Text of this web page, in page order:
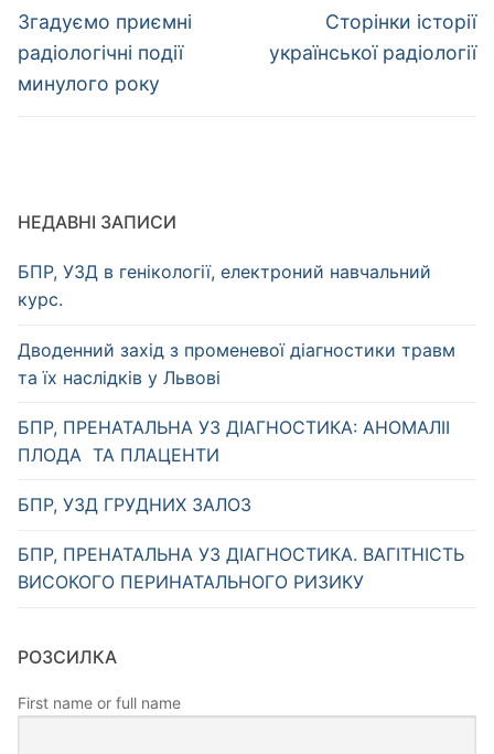
записів
Попередній
запис:
Згадуємо приємні
радіологічні події
минулого року
Наступний
запис:
Сторінки історії
української радіології
НЕДАВНІ ЗАПИСИ
БПР, УЗД в генікології, електроний навчальний
курс.
Дводенний захід з променевої діагностики травм
та їх наслідків у Львові
БПР, ПРЕНАТАЛЬНА УЗ ДІАГНОСТИКА: АНОМАЛІІ
ПЛОДА ТА ПЛАЦЕНТИ
БПР, УЗД ГРУДНИХ ЗАЛОЗ
БПР, ПРЕНАТАЛЬНА УЗ ДІАГНОСТИКА. ВАГІТНІСТЬ
ВИСОКОГО ПЕРИНАТАЛЬНОГО РИЗИКУ
РОЗСИЛКА
First name or full name